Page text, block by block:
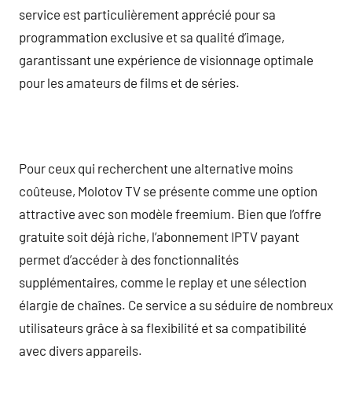
service est particulièrement apprécié pour sa
programmation exclusive et sa qualité d’image,
garantissant une expérience de visionnage optimale
pour les amateurs de films et de séries.
Pour ceux qui recherchent une alternative moins
coûteuse, Molotov TV se présente comme une option
attractive avec son modèle freemium. Bien que l’offre
gratuite soit déjà riche, l’abonnement IPTV payant
permet d’accéder à des fonctionnalités
supplémentaires, comme le replay et une sélection
élargie de chaînes. Ce service a su séduire de nombreux
utilisateurs grâce à sa flexibilité et sa compatibilité
avec divers appareils.